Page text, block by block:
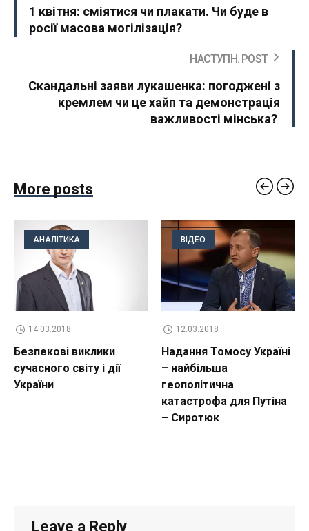
1 квітня: сміятися чи плакати. Чи буде в
росії масова могілізація?
НАСТУПН. POST
Скандальні заяви лукашенка: погоджені з
кремлем чи це хайп та демонстрація
важливості мінська?
More posts
АНАЛІТИКА
14.03.2018
Безпекові виклики
сучасного світу і дії
України
ВІДЕО
12.03.2018
Надання Томосу Україні
– найбільша
геополітична
катастрофа для Путіна
– Сиротюк
Leave a Reply